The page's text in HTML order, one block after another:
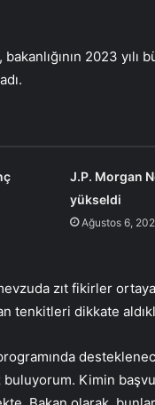
2023
J.P. Morgan
yükseldi
Ağustos 6,
zıt fikirler ortaya
tenkitleri dikkate
buluyorum. Kimin